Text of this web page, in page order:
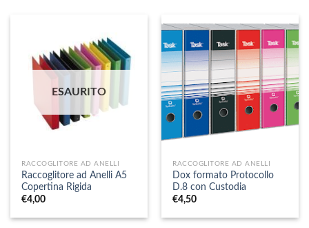
ESAURITO
RACCOGLITORE AD ANELLI
Raccoglitore ad Anelli A5
Copertina Rigida
€4,00
RACCOGLITORE AD ANELLI
Dox formato Protocollo
D.8 con Custodia
€4,50